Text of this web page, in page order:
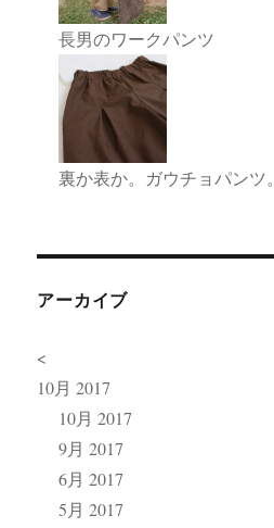
長男のワークパンツ
裏か表か。ガウチョパンツ。
アーカイブ
<
10月 2017
10月 2017
9月 2017
6月 2017
5月 2017